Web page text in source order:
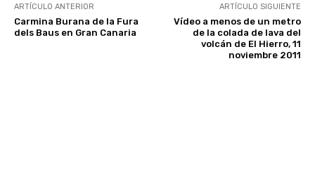
ARTÍCULO ANTERIOR
Carmina Burana de la Fura
dels Baus en Gran Canaria
ARTÍCULO SIGUIENTE
Vídeo a menos de un metro
de la colada de lava del
volcán de El Hierro, 11
noviembre 2011